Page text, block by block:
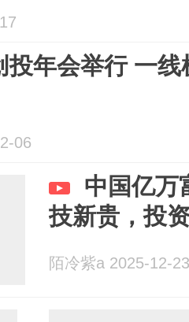
投年会举行 一线
06
中国亿万
技新贵，投
陌冷紫a 2025-12-23